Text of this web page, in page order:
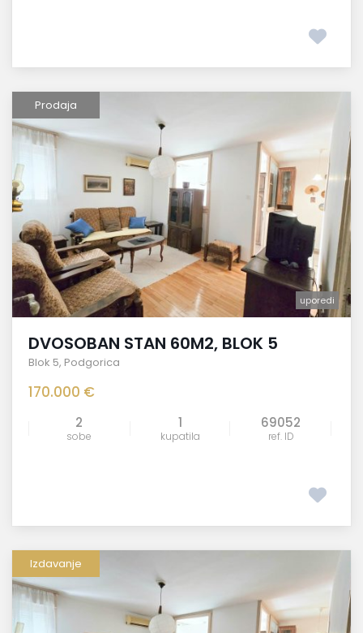
Prodaja
uporedi
DVOSOBAN STAN 60M2, BLOK 5
Blok 5, Podgorica
170.000 €
2
sobe
1
kupatila
69052
ref. ID
Izdavanje